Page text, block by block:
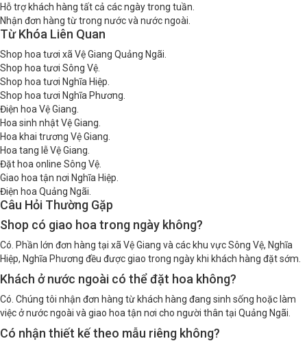
Hỗ trợ khách hàng tất cả các ngày trong tuần.
Nhận đơn hàng từ trong nước và nước ngoài.
Từ Khóa Liên Quan
Shop hoa tươi xã Vệ Giang Quảng Ngãi.
Shop hoa tươi Sông Vệ.
Shop hoa tươi Nghĩa Hiệp.
Shop hoa tươi Nghĩa Phương.
Điện hoa Vệ Giang.
Hoa sinh nhật Vệ Giang.
Hoa khai trương Vệ Giang.
Hoa tang lễ Vệ Giang.
Đặt hoa online Sông Vệ.
Giao hoa tận nơi Nghĩa Hiệp.
Điện hoa Quảng Ngãi.
Câu Hỏi Thường Gặp
Shop có giao hoa trong ngày không?
Có. Phần lớn đơn hàng tại xã Vệ Giang và các khu vực Sông Vệ, Nghĩa
Hiệp, Nghĩa Phương đều được giao trong ngày khi khách hàng đặt sớm.
Khách ở nước ngoài có thể đặt hoa không?
Có. Chúng tôi nhận đơn hàng từ khách hàng đang sinh sống hoặc làm
việc ở nước ngoài và giao hoa tận nơi cho người thân tại Quảng Ngãi.
Có nhận thiết kế theo mẫu riêng không?